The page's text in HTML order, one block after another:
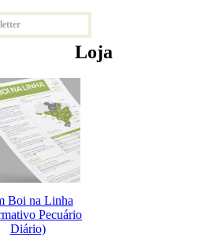
Loja
Boi na Linha
Pecuário
Diário)